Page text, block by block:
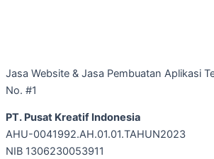
Jasa Website & Jasa Pembuatan Aplikasi
No. #1
PT. Pusat Kreatif Indonesia
AHU-0041992.AH.01.01.TAHUN2023
NIB 1306230053911